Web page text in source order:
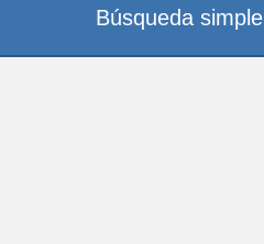
Búsqueda simple